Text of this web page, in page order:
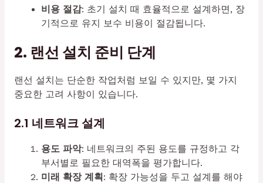
비용 절감: 초기 설치 때 효율적으로 설계하면, 장
기적으로 유지 보수 비용이 절감됩니다.
2. 랜선 설치 준비 단계
랜선 설치는 단순한 작업처럼 보일 수 있지만, 몇 가지
중요한 고려 사항이 있습니다.
2.1 네트워크 설계
용도 파악: 네트워크의 주된 용도를 규정하고 각
부서별로 필요한 대역폭을 평가합니다.
미래 확장 계획 : 확장 가능성을 두고 설계를 해야